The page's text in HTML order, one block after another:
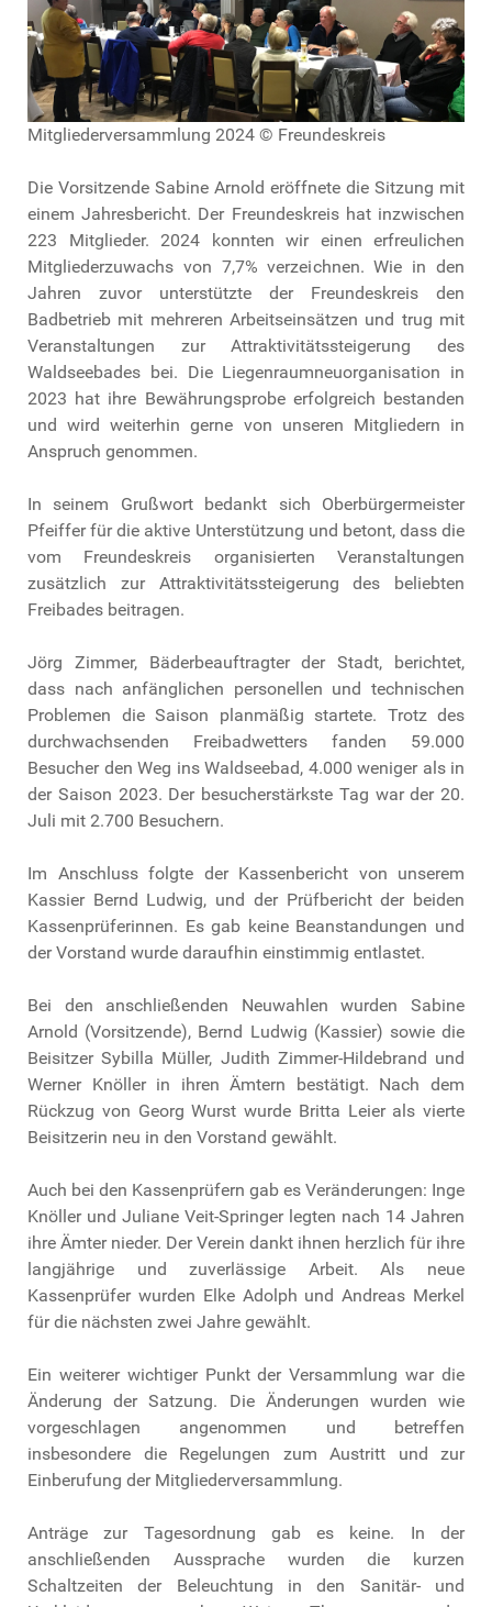
Mitgliederversammlung 2024 © Freundeskreis
Die Vorsitzende Sabine Arnold eröffnete die Sitzung mit
einem Jahresbericht. Der Freundeskreis hat inzwischen
223 Mitglieder. 2024 konnten wir einen erfreulichen
Mitgliederzuwachs von 7,7% verzeichnen. Wie in den
Jahren zuvor unterstützte der Freundeskreis den
Badbetrieb mit mehreren Arbeitseinsätzen und trug mit
Veranstaltungen zur Attraktivitätssteigerung des
Waldseebades bei. Die Liegenraumneuorganisation in
2023 hat ihre Bewährungsprobe erfolgreich bestanden
und wird weiterhin gerne von unseren Mitgliedern in
Anspruch genommen.
In seinem Grußwort bedankt sich Oberbürgermeister
Pfeiffer für die aktive Unterstützung und betont, dass die
vom Freundeskreis organisierten Veranstaltungen
zusätzlich zur Attraktivitätssteigerung des beliebten
Freibades beitragen.
Jörg Zimmer, Bäderbeauftragter der Stadt, berichtet,
dass nach anfänglichen personellen und technischen
Problemen die Saison planmäßig startete. Trotz des
durchwachsenden Freibadwetters fanden 59.000
Besucher den Weg ins Waldseebad, 4.000 weniger als in
der Saison 2023. Der besucherstärkste Tag war der 20.
Juli mit 2.700 Besuchern.
Im Anschluss folgte der Kassenbericht von unserem
Kassier Bernd Ludwig, und der Prüfbericht der beiden
Kassenprüferinnen. Es gab keine Beanstandungen und
der Vorstand wurde daraufhin einstimmig entlastet.
Bei den anschließenden Neuwahlen wurden Sabine
Arnold (Vorsitzende), Bernd Ludwig (Kassier) sowie die
Beisitzer Sybilla Müller, Judith Zimmer-Hildebrand und
Werner Knöller in ihren Ämtern bestätigt. Nach dem
Rückzug von Georg Wurst wurde Britta Leier als vierte
Beisitzerin neu in den Vorstand gewählt.
Auch bei den Kassenprüfern gab es Veränderungen: Inge
Knöller und Juliane Veit-Springer legten nach 14 Jahren
ihre Ämter nieder. Der Verein dankt ihnen herzlich für ihre
langjährige und zuverlässige Arbeit. Als neue
Kassenprüfer wurden Elke Adolph und Andreas Merkel
für die nächsten zwei Jahre gewählt.
Ein weiterer wichtiger Punkt der Versammlung war die
Änderung der Satzung. Die Änderungen wurden wie
vorgeschlagen angenommen und betreffen
insbesondere die Regelungen zum Austritt und zur
Einberufung der Mitgliederversammlung.
Anträge zur Tagesordnung gab es keine. In der
anschließenden Aussprache wurden die kurzen
Schaltzeiten der Beleuchtung in den Sanitär- und